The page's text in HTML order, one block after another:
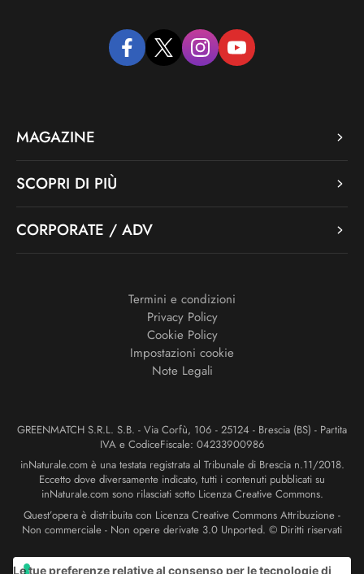
facebooktwitter instagramyoutube
MAGAZINE
SCOPRI DI PIÙ
CORPORATE / ADV
Termini e condizioni
Privacy Policy
Cookie Policy
Impostazioni cookie
Note Legali
GREENMATCH S.R.L. S.B. - Via Corfù, 106 - 25124 - Brescia (BS) - Partita
IVA e CodiceFiscale: 04233900986
inNaturale.com è una testata registrata al Tribunale di Brescia n.11/2018.
Eccetto dove diversamente indicato, tutti i contenuti pubblicati su
inNaturale.com sono rilasciati sotto Licenza Creative Commons.
Quest’opera è distribuita con Licenza Creative Commons Attribuzione -
Non commerciale - Non opere derivate 3.0 Unported. © Diritti riservati
Le tue preferenze relative al consenso per le tecnologie di